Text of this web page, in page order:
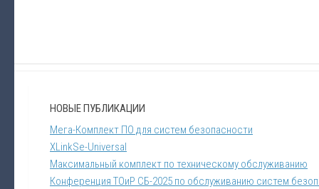
НОВЫЕ ПУБЛИКАЦИИ
Мега-Комплект ПО для систем безопасности
XLinkSe-Universal
Максимальный комплект по техническому обслуживанию
Конференция ТОиР СБ-2025 по обслуживанию систем